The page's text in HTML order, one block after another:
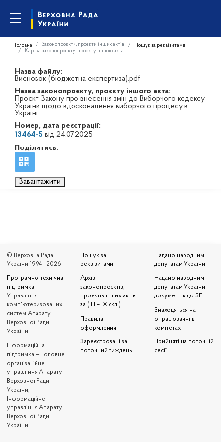
Головна Законопроєкти, проєкти інших актів
Пошук за реквізитами
Картка законопроєкту, проєкту іншого акта
Назва файлу:
Висновок (бюджетна експертиза).pdf
Назва законопроєкту, проєкту іншого акта:
Проєкт Закону про внесення змін до Виборчого кодексу
України щодо вдосконалення виборчого процесу в
Україні
Номер, дата реєстрації:
13464-5 від 24.07.2025
Поділитись:
Завантажити
© Верховна Рада
України 1994—2026
Програмно-технічна
підтримка —
Управління
комп'ютеризованих
систем Апарату
Верховної Ради
України
Iнформаційна
підтримка — Головне
організаційне
управління Апарату
Верховної Ради
України,
Інформаційне
управління Апарату
Верховної Ради
України
Пошук за
реквізитами
Архів
законопроєктів,
проєктів інших актів
за ( III – IX скл.)
Правила
оформлення
Зареєстровані за
поточний тиждень
Надано народним
депутатам України
Надано народним
депутатам України
документів до ЗП
Знаходяться на
опрацюванні в
комітетах
Прийняті на поточній
сесії